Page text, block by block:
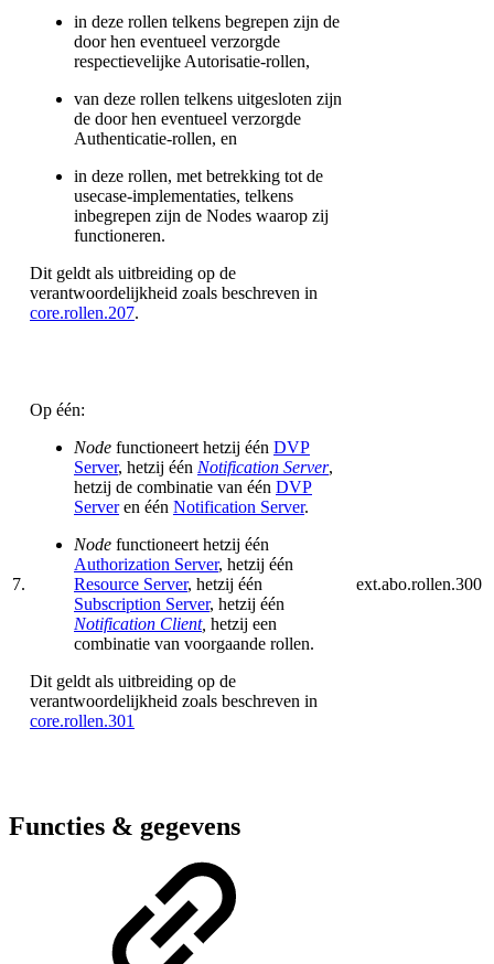
in deze rollen telkens begrepen zijn de
door hen eventueel verzorgde
respectievelijke Autorisatie-rollen,
van deze rollen telkens uitgesloten zijn
de door hen eventueel verzorgde
Authenticatie-rollen, en
in deze rollen, met betrekking tot de
usecase-implementaties, telkens
inbegrepen zijn de Nodes waarop zij
functioneren.
Dit geldt als uitbreiding op de
verantwoordelijkheid zoals beschreven in
core.rollen.207.
7.
Op één:
Node functioneert hetzij één DVP
Server, hetzij één Notification Server,
hetzij de combinatie van één DVP
Serveren één Notification Server.
Node functioneert hetzij één
Authorization Server, hetzij één
Resource Server, hetzij één
Subscription Server, hetzij één
Notification Client, hetzij een
combinatie van voorgaande rollen.
Dit geldt als uitbreiding op de
verantwoordelijkheid zoals beschreven in
core.rollen.301
ext.abo.rollen.300
Functies & gegevens